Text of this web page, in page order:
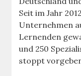
Seit im Jahr
Unternehmen
Lernenden
und 250
stoppt